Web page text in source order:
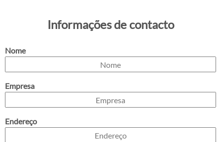
Informações de contacto
Nome
Empresa
Endereço